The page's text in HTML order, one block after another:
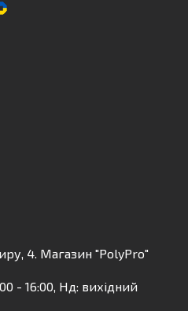
4. Магазин "PolyPro"
- 16:00, Нд: вихідний